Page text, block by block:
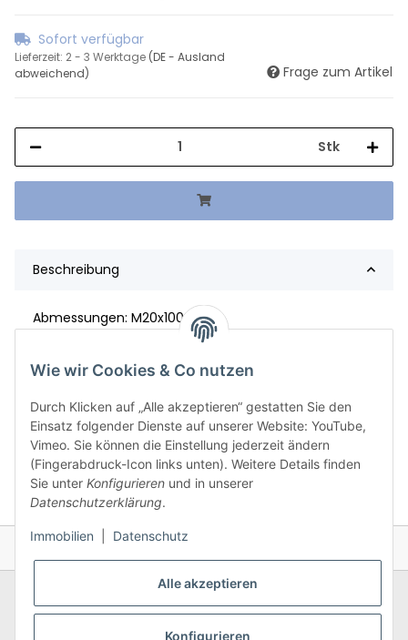
Sofort verfügbar
Lieferzeit: 2 - 3 Werktage (DE - Ausland
abweichend)
Frage zum Artikel
Stk
Beschreibung
Abmessungen: M20x100
Wie wir Cookies & Co nutzen
Durch Klicken auf „Alle akzeptieren“ gestatten Sie den
Einsatz folgender Dienste auf unserer Website: YouTube,
Vimeo. Sie können die Einstellung jederzeit ändern
(Fingerabdruck-Icon links unten). Weitere Details finden
Sie unter Konfigurieren und in unserer
Datenschutzerklärung.
Immobilien Datenschutz
Alle akzeptieren
Konfigurieren